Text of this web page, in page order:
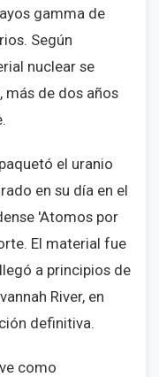
gamma de
Según
nuclear se
más de dos años
el uranio
en su día en el
'Atomos por
El material fue
a principios de
River, en
definitiva.
como